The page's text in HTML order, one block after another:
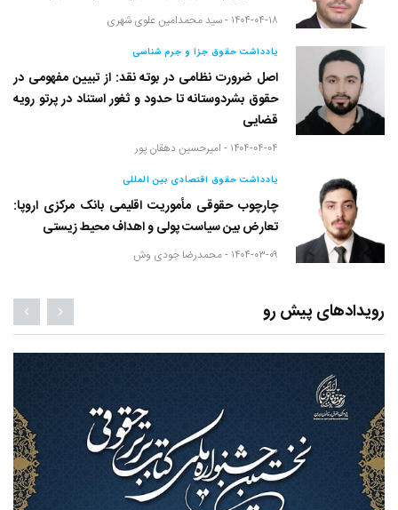
۱۴۰۴-۰۴-۱۸ - سید محمدامین علوی شهری
یادداشت حقوق جزا و جرم شناسی
اصل ضرورت نظامی در بوته نقد: از تبیین مفهومی در
حقوق بشردوستانه تا حدود و ثغور استناد در پرتو رویه
قضایی
۱۴۰۴-۰۴-۰۴ - امیرحسین دهقان پور
یادداشت حقوق اقتصادی بین المللی
چارچوب حقوقی مأموریت اقلیمی بانک مرکزی اروپا:
تعارض بین سیاست پولی و اهداف محیط زیستی
۱۴۰۴-۰۳-۰۹ - محمدرضا جودی وش
رویدادهای پیش رو